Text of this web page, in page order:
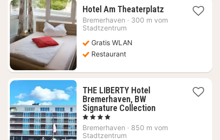
Hotel Am Theaterplatz2
Nächte
Bremerhaven · 300 m vom
Stadtzentrum
Gratis WLAN
Restaurant
THE LIBERTY Hotel
Bremerhaven, BW
Signature Collection2
ab
, 4 Sterne
Bremerhaven · 850 m vom
Stadtzentrum